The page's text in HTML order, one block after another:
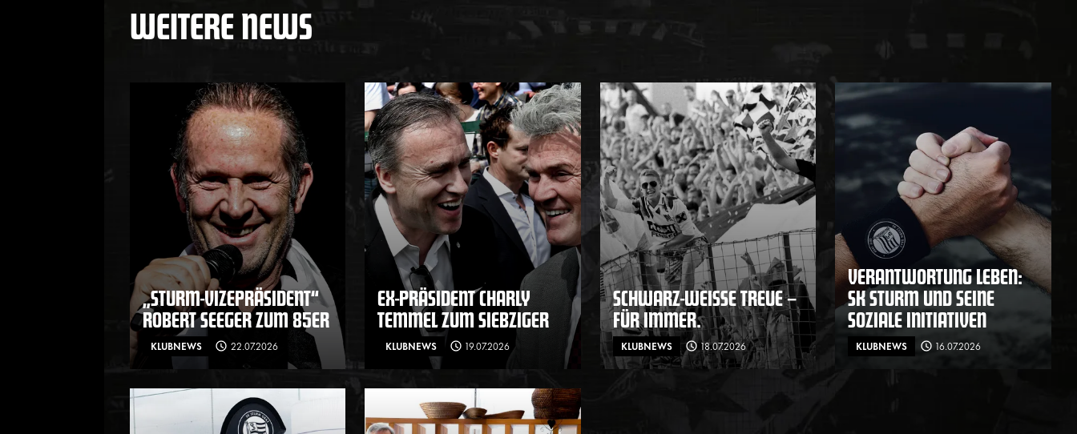
WEITERE NEWS
„STURM-VIZEPRÄSIDENT“
ROBERT SEEGER ZUM 85ER
KLUBNEWS 22.07.2026
EX-PRÄSIDENT CHARLY
TEMMEL ZUM SIEBZIGER
KLUBNEWS 19.07.2026
SCHWARZ-WEISSE TREUE – F
ÜR IMMER.
KLUBNEWS 18.07.2026
VERANTWORTUNG LEBEN:
SK STURM UND SEINE
SOZIALE INITIATIVEN
KLUBNEWS 16.07.2026